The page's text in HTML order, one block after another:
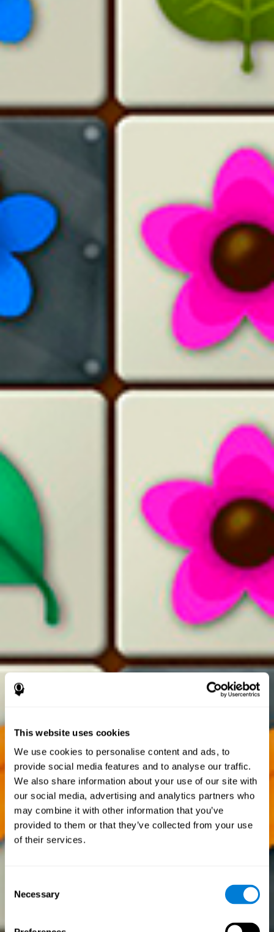
This website uses cookies
We use cookies to personalise content and ads, to
provide social media features and to analyse our traffic.
We also share information about your use of our site with
our social media, advertising and analytics partners who
may combine it with other information that you’ve
provided to them or that they’ve collected from your use
of their services.
Selection
Necessary